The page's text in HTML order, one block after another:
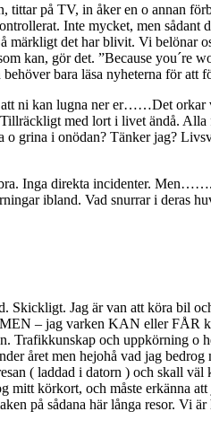
tittar på TV, in åker en o annan
Inte mycket, men sådant
märkligt det har blivit. Vi belönar
kan, gör det. ”Because you´re
bara läsa nyheterna för
att ni kan lugna ner er……Det
med lort i livet ändå. Alla
o grina i onödan? Tänker jag?
Inga direkta incidenter.
ibland. Vad snurrar i deras
Skickligt. Jag är van att köra bil
– jag varken KAN eller FÅR
Trafikkunskap och uppkörning o
året men hejohå vad jag
( laddad i datorn ) och skall
mitt körkort, och måste erkänna
på sådana här långa resor. Vi